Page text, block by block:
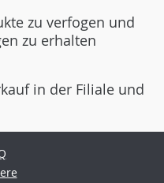
zu verfogen und
zu erhalten
in der Filiale und